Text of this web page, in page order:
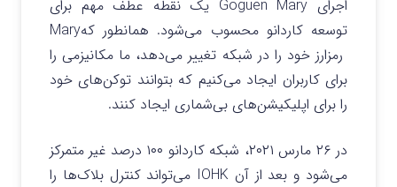
اجرای Goguen Mary یک نقطه عطف مهم برای
توسعه کاردانو محسوب می‌شود. همانطور کهMary
رمزارز خود را در شبکه تغییر می‌دهد، ما مکانیزمی را
برای کاربران ایجاد می‌کنیم که بتوانند توکن‌های خود
را برای اپلیکیشن‌های بی‌شماری ایجاد کنند.
در ۲۶ مارس ۲۰۲۱، شبکه کاردانو ۱۰۰ درصد غیر متمرکز
می‌شود و بعد از آن IOHK می‌تواند کنترل بلاک‌ها را